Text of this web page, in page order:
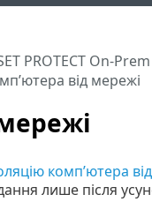
PROTECT On-Prem
від мережі
комп’ютера
лише після